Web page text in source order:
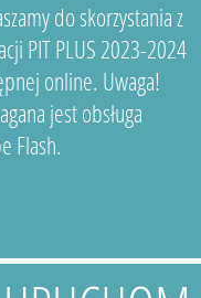
do skorzystania z
PIT PLUS 2023-2024
online. Uwaga!
jest obsługa
Flash.